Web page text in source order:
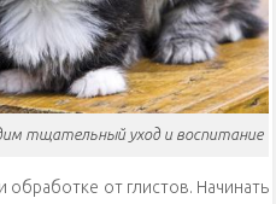
тщательный уход и воспитание
обработке от глистов. Начинать